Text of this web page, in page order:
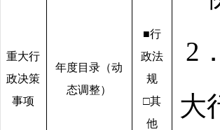
重大行
政决策
事项
年度目录（动
态调整）
■行
政法
规
□其
他
2
大